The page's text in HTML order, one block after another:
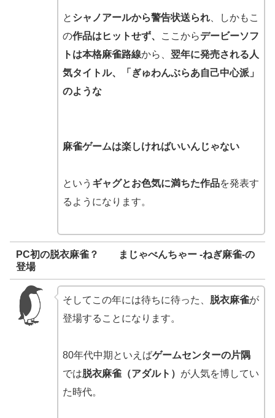
と シャノアールから警告状送られ、しかもこ
の作品はヒットせず、 ここからデービーソフ
トは本格麻雀路線から、 翌年に発売される人
気タイトル、「ぎゅわんぶらあ自己中心派」
のような
麻雀ゲームは楽しければいいんじゃない
という ギャグとお色気に満ちた作品を発表す
るようになります。
PC初の脱衣麻雀？ まじゃべんちゃー -ねぎ麻雀-の
登場
そしてこの年には待ちに待った、 脱衣麻雀が
登場することになります。
80年代中期といえばゲームセンターの片隅
では脱衣麻雀（アダルト） が人気を博してい
た時代。